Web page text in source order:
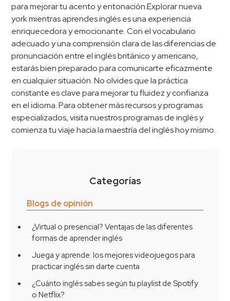
para mejorar tu acento y entonación.Explorar nueva
york mientras aprendes inglés es una experiencia
enriquecedora y emocionante. Con el vocabulario
adecuado y una comprensión clara de las diferencias de
pronunciación entre el inglés británico y americano,
estarás bien preparado para comunicarte eficazmente
en cualquier situación. No olvides que la práctica
constante es clave para mejorar tu fluidez y confianza
en el idioma. Para obtener más recursos y programas
especializados, visita nuestros programas de inglés y
comienza tu viaje hacia la maestría del inglés hoy mismo.
Categorías
Blogs de opinión
¿Virtual o presencial? Ventajas de las diferentes
formas de aprender inglés
Juega y aprende: los mejores videojuegos para
practicar inglés sin darte cuenta
¿Cuánto inglés sabes según tu playlist de Spotify
o Netflix?